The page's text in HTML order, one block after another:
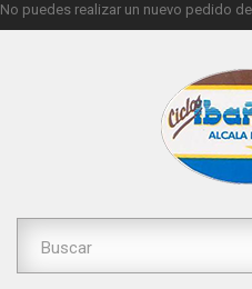
No puedes realizar un nuevo pedido